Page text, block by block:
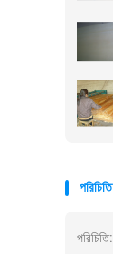
পরিচিতি
পরিচিতি: